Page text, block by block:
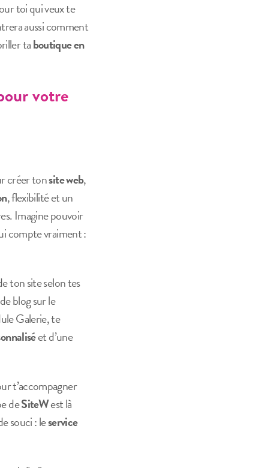
toi qui veux te
aussi comment
taboutique en
votre
créer tonsite web,
, flexibilité et un
Imagine pouvoir
compte vraiment :
ton site selon tes
blog sur le
Galerie, te
et d’une
t’accompagner
deSiteWest là
souci : leservice